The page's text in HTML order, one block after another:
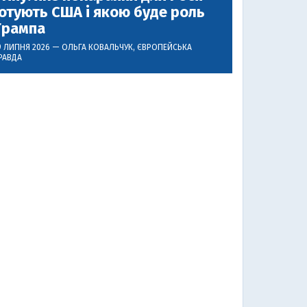
США і якою буде роль
ЛИПНЯ 2026 — ОЛЬГА КОВАЛЬЧУК, ЄВРОПЕЙСЬКА